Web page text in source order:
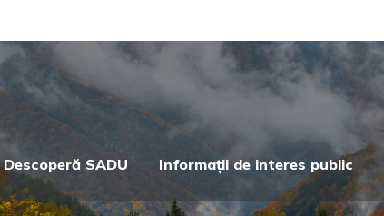
Descoperă SADU Informații de interes public